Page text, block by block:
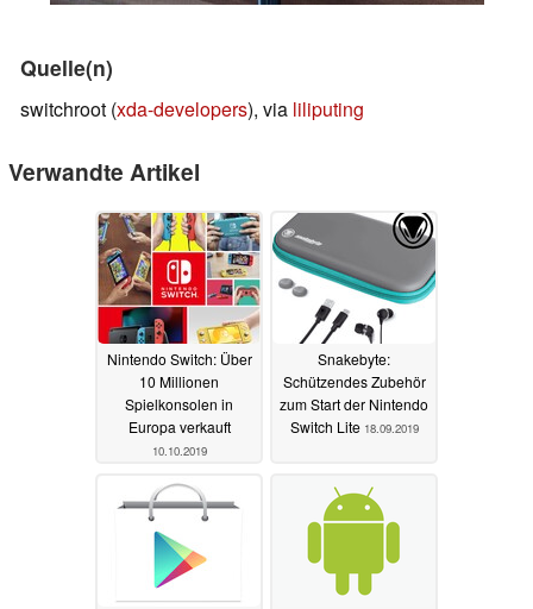
Quelle(n)
switchroot (xda-developers), via liliputing
Verwandte Artikel
Nintendo Switch: Über
10 Millionen
Spielkonsolen in
Europa verkauft
10.10.2019
Snakebyte:
Schützendes Zubehör
zum Start der Nintendo
Switch Lite 18.09.2019